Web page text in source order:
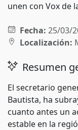
unen con Vox de
Fecha: 25/03/
Localización:
Resumen
El secretario
Bautista, ha
cuanto antes un
estable en la